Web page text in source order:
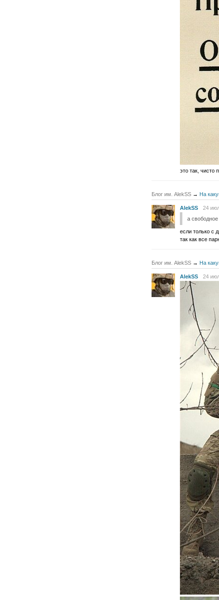
это так, чисто
Блог им. AlekSS → На
AlekSS
24
а
если только с
так как все
Блог им. AlekSS → На
AlekSS 24